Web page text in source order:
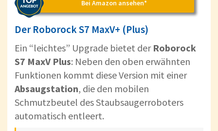
Bei Amazon ansehen*
Der Roborock S7 MaxV+ (Plus)
Ein “leichtes” Upgrade bietet derRoborock
S7 MaxV Plus: Neben den oben erwähnten
Funktionen kommt diese Version mit einer
Absaugstation, die den mobilen
Schmutzbeutel des Staubsaugerroboters
automatisch entleert.